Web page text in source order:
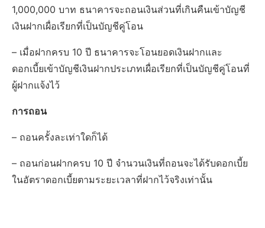
1,000,000 บาท ธนาคารจะถอนเงินส่วนที่เกินคืนเข้าบัญชี
เงินฝากเผื่อเรียกที่เป็นบัญชีคู่โอน
– เมื่อฝากครบ 10 ปี ธนาคารจะโอนยอดเงินฝากและ
ดอกเบี้ยเข้าบัญชีเงินฝากประเภทเผื่อเรียกที่เป็นบัญชีคู่โอนที่
ผู้ฝากแจ้งไว้
การถอน
– ถอนครั้งละเท่าใดก็ได้
– ถอนก่อนฝากครบ 10 ปี จำนวนเงินที่ถอนจะได้รับดอกเบี้ย
ในอัตราดอกเบี้ยตามระยะเวลาที่ฝากไว้จริงเท่านั้น